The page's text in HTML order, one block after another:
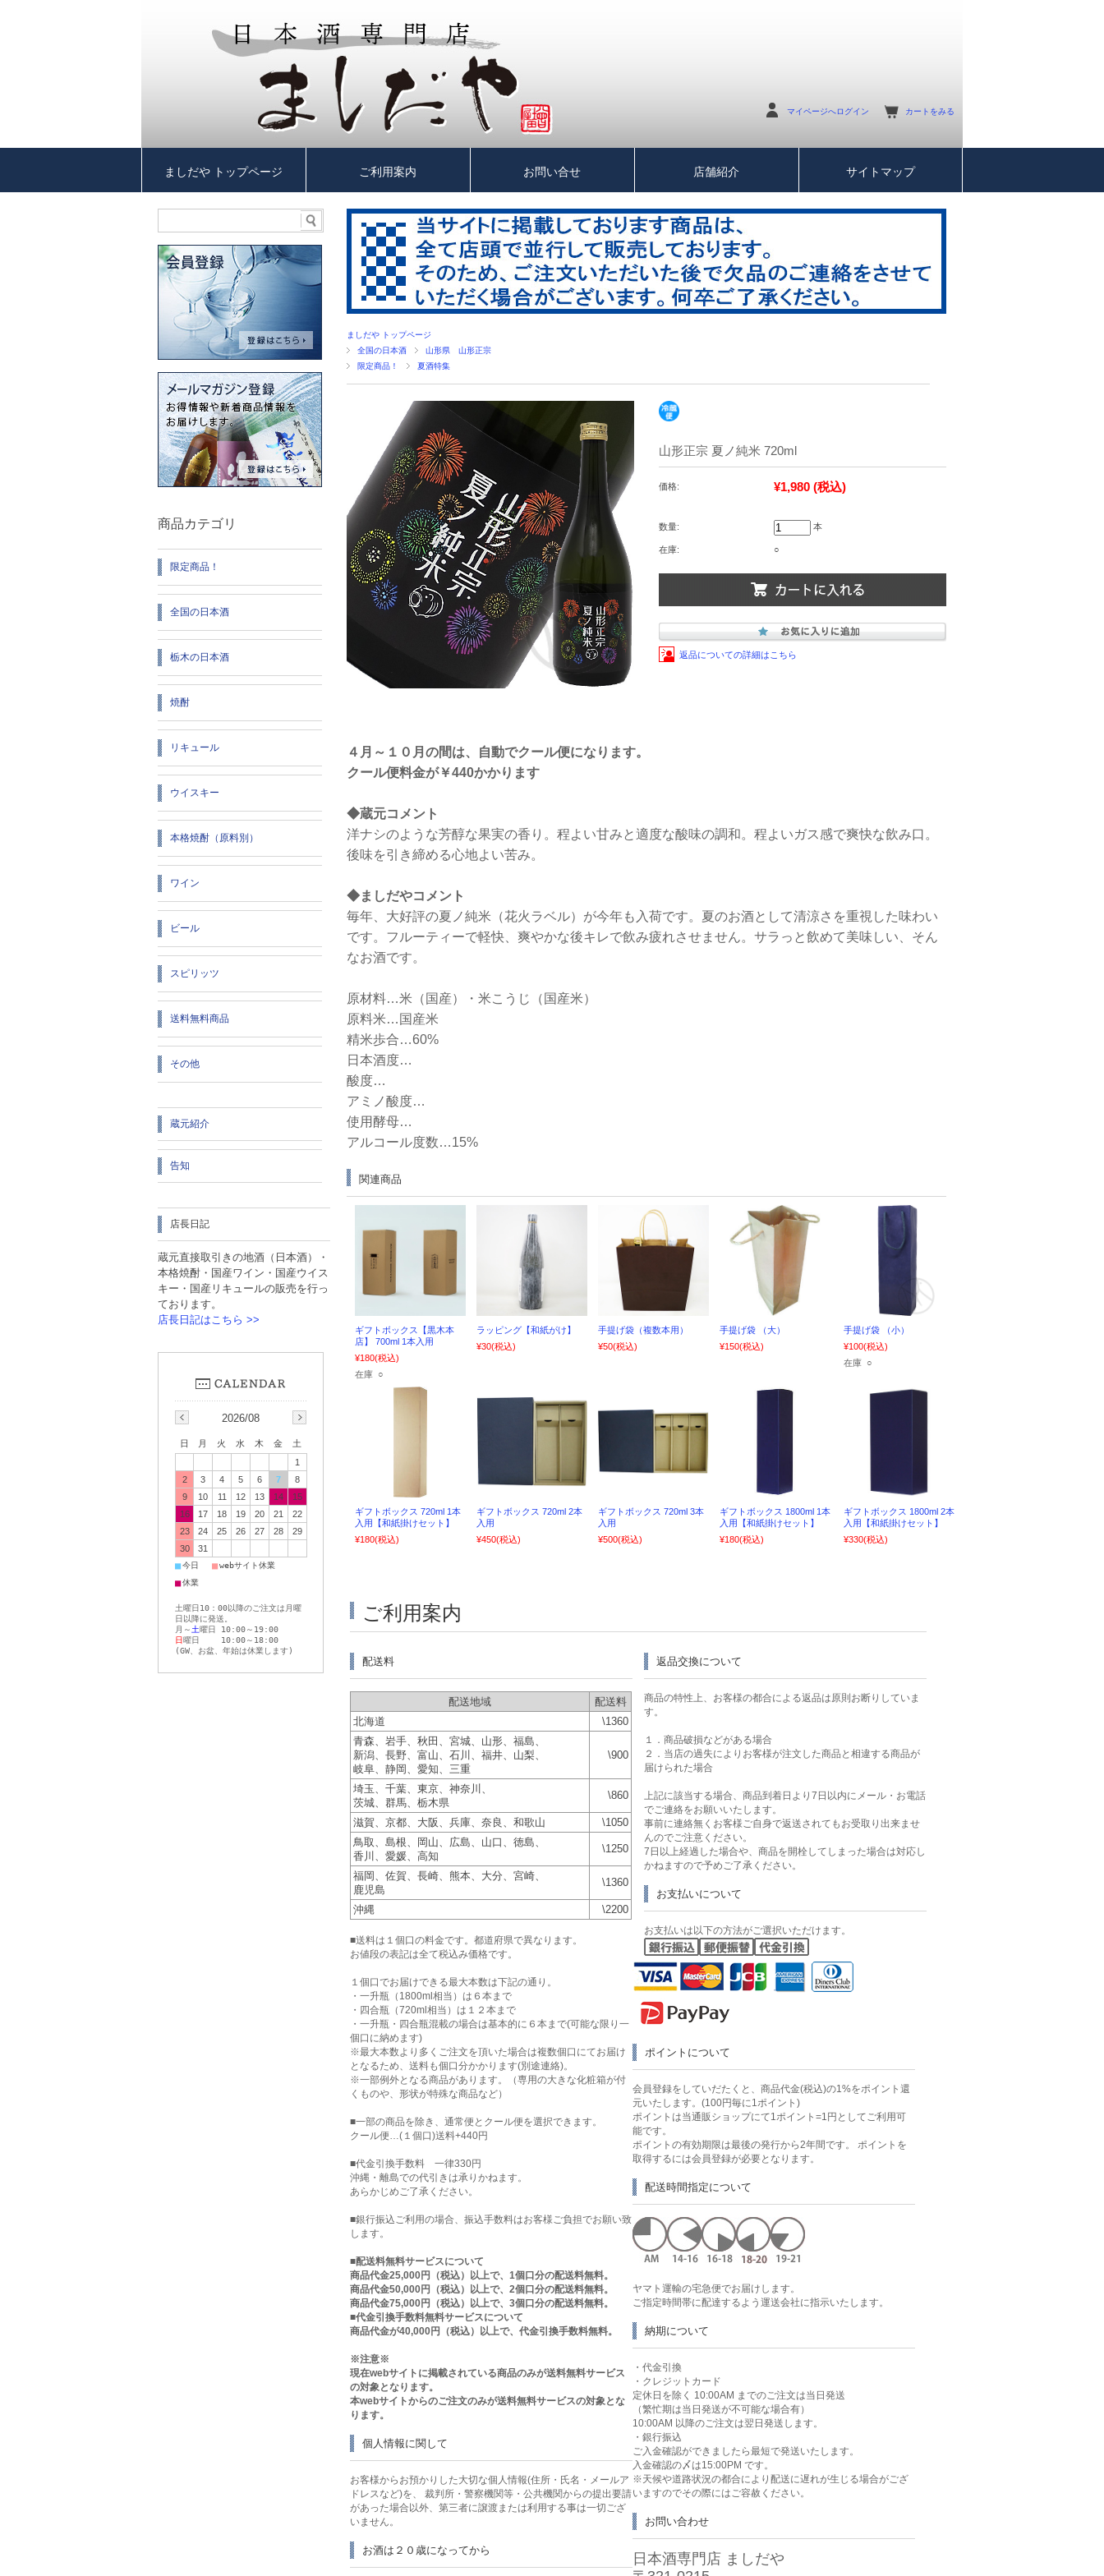
マイページへログイン カートをみる
ましだや トップページ ご利用案内 お問い合せ 店舗紹介 サイトマップ
ましだや トップページ
全国の日本酒
山形県 山形正宗
限定商品！
夏酒特集
山形正宗 夏ノ純米 720ml
価格: ¥1,980 (税込)
数量: 本
在庫: ○
返品についての詳細はこちら
４月～１０月の間は、自動でクール便になります。
クール便料金が￥440かかります
◆蔵元コメント
洋ナシのような芳醇な果実の香り。程よい甘みと適度な酸味の調和。程よいガス感で爽快な飲み口。
後味を引き締める心地よい苦み。
◆ましだやコメント
毎年、大好評の夏ノ純米（花火ラベル）が今年も入荷です。夏のお酒として清涼さを重視した味わい
です。フルーティーで軽快、爽やかな後キレで飲み疲れさせません。サラっと飲めて美味しい、そん
なお酒です。
原材料…米（国産）・米こうじ（国産米）
原料米…国産米
精米歩合…60%
日本酒度…
酸度…
アミノ酸度…
使用酵母…
アルコール度数…15%
関連商品
ギフトボックス【黒木本
店】 700ml 1本入用
¥180(税込)
在庫 ○
ラッピング【和紙がけ】
¥30(税込)
手提げ袋（複数本用）
¥50(税込)
手提げ袋 （大）
¥150(税込)
手提げ袋 （小）
¥100(税込)
在庫 ○
ギフトボックス 720ml 1本
入用【和紙掛けセット】
¥180(税込)
ギフトボックス 720ml 2本
入用
¥450(税込)
ギフトボックス 720ml 3本
入用
¥500(税込)
ギフトボックス 1800ml 1本
入用【和紙掛けセット】
¥180(税込)
ギフトボックス 1800ml 2本
入用【和紙掛けセット】
¥330(税込)
ご利用案内
配送料
配送地域
配送料
北海道
\1360
青森、岩手、秋田、宮城、山形、福島、
新潟、長野、富山、石川、福井、山梨、
岐阜、静岡、愛知、三重
\900
埼玉、千葉、東京、神奈川、
茨城、群馬、栃木県
\860
滋賀、京都、大阪、兵庫、奈良、和歌山
\1050
鳥取、島根、岡山、広島、山口、徳島、
香川、愛媛、高知
\1250
福岡、佐賀、長崎、熊本、大分、宮崎、
鹿児島
\1360
沖縄 \2200
■送料は１個口の料金です。都道府県で異なります。
お値段の表記は全て税込み価格です。
１個口でお届けできる最大本数は下記の通り。
・一升瓶（1800ml相当）は６本まで
・四合瓶（720ml相当）は１２本まで
・一升瓶・四合瓶混載の場合は基本的に６本まで(可能な限り一
個口に納めます)
※最大本数より多くご注文を頂いた場合は複数個口にてお届け
となるため、送料も個口分かかります(別途連絡)。
※一部例外となる商品があります。（専用の大きな化粧箱が付
くものや、形状が特殊な商品など）
■一部の商品を除き、通常便とクール便を選択できます。
クール便…(１個口)送料+440円
■代金引換手数料 一律330円
沖縄・離島での代引きは承りかねます。
あらかじめご了承ください。
■銀行振込ご利用の場合、振込手数料はお客様ご負担でお願い致
します。
■配送料無料サービスについて
商品代金25,000円（税込）以上で、1個口分の配送料無料。
商品代金50,000円（税込）以上で、2個口分の配送料無料。
商品代金75,000円（税込）以上で、3個口分の配送料無料。
■代金引換手数料無料サービスについて
商品代金が40,000円（税込）以上で、代金引換手数料無料。
※注意※
現在webサイトに掲載されている商品のみが送料無料サービス
の対象となります。
本webサイトからのご注文のみが送料無料サービスの対象とな
ります。
個人情報に関して
お客様からお預かりした大切な個人情報(住所・氏名・メールア
ドレスなど)を、 裁判所・警察機関等・公共機関からの提出要請
があった場合以外、第三者に譲渡または利用する事は一切ござ
いません。
お酒は２０歳になってから
返品交換について
商品の特性上、お客様の都合による返品は原則お断りしていま
す。
１．商品破損などがある場合
２．当店の過失によりお客様が注文した商品と相違する商品が
届けられた場合
上記に該当する場合、商品到着日より7日以内にメール・お電話
でご連絡をお願いいたします。
事前に連絡無くお客様ご自身で返送されてもお受取り出来ませ
んのでご注意ください。
7日以上経過した場合や、商品を開栓してしまった場合は対応し
かねますので予めご了承ください。
お支払いについて
お支払いは以下の方法がご選択いただけます。
ポイントについて
会員登録をしていだたくと、商品代金(税込)の1%をポイント還
元いたします。(100円毎に1ポイント)
ポイントは当通販ショップにて1ポイント=1円としてご利用可
能です。
ポイントの有効期限は最後の発行から2年間です。 ポイントを
取得するには会員登録が必要となります。
配送時間指定について
ヤマト運輸の宅急便でお届けします。
ご指定時間帯に配達するよう運送会社に指示いたします。
納期について
・代金引換
・クレジットカード
定休日を除く 10:00AM までのご注文は当日発送
（繁忙期は当日発送が不可能な場合有）
10:00AM 以降のご注文は翌日発送します。
・銀行振込
ご入金確認ができましたら最短で発送いたします。
入金確認の〆は15:00PM です。
※天候や道路状況の都合により配送に遅れが生じる場合がござ
いますのでその際にはご容赦ください。
お問い合わせ
日本酒専門店 ましだや
商品カテゴリ
限定商品！
全国の日本酒
栃木の日本酒
焼酎
リキュール
ウイスキー
本格焼酎（原料別）
ワイン
ビール
スピリッツ
送料無料商品
その他
蔵元紹介
告知
店長日記
蔵元直接取引きの地酒（日本酒）・
本格焼酎・国産ワイン・国産ウイス
キー・国産リキュールの販売を行っ
ております。
店長日記はこちら >>
2026/08
日 月 火 水 木 金
土
1
2
3 4 5 6 7
8
9
10 11 12 13 14
15
16
17 18 19 20 21
22
23
24 25 26 27 28
29
30
31
■今日 ■webサイト休業
■休業
土曜日10：00以降のご注文は月曜
日以降に発送。
月～ 土曜日 10:00～19:00
日曜日 10:00～18:00
(GW、お盆、年始は休業します)